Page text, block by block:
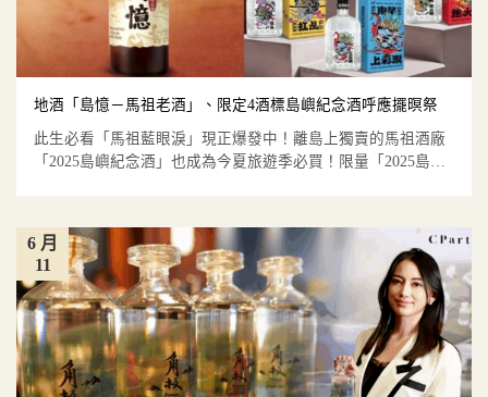
地酒「島憶－馬祖老酒」、限定4酒標島嶼紀念酒呼應擺暝祭
此生必看「馬祖藍眼淚」現正爆發中！離島上獨賣的馬祖酒廠
「2025島嶼紀念酒」也成為今夏旅遊季必買！限量「2025島嶼
11
6 月